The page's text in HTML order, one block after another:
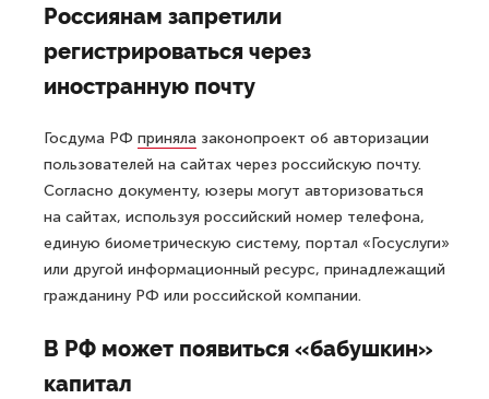
Россиянам запретили
регистрироваться через
иностранную почту
Госдума РФ приняла законопроект об авторизации
пользователей на сайтах через российскую почту.
Согласно документу, юзеры могут авторизоваться
на сайтах, используя российский номер телефона,
единую биометрическую систему, портал «Госуслуги»
или другой информационный ресурс, принадлежащий
гражданину РФ или российской компании.
В РФ может появиться «бабушкин»
капитал